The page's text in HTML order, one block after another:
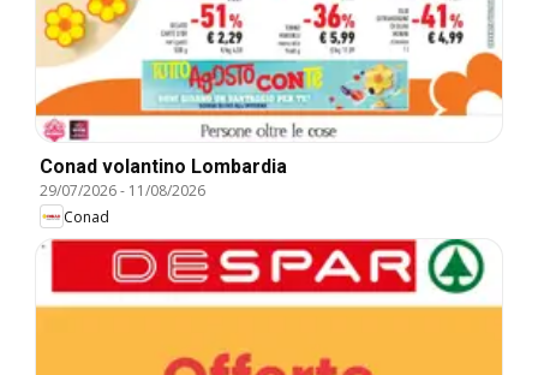
Conad volantino Lombardia
29/07/2026- 11/08/2026
Conad